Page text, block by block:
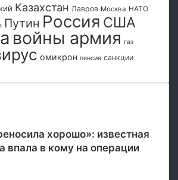
Казахстан Лавров Москва НАТО
Путин Россия США
войны армия газ
омикрон пенсия санкции
хорошо»: известная
впала в кому на операции